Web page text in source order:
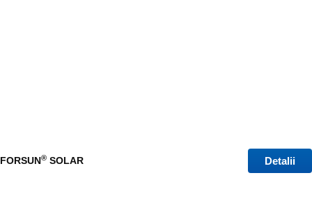
FORSUN® SOLAR Detalii